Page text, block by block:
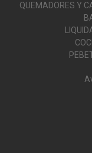
QUEMADORES Y